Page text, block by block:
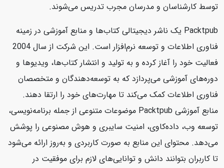
توسط کارشناسان و مدرسان مجرب تدریس می‌شوند.
Packtpub یک ناشر دیجیتالی کتاب‌ها و منابع آموزشی در زمینه
فناوری اطلاعات و توسعه نرم‌افزار است. این شرکت از سال 2004
فعالیت خود را آغاز کرده و به تولید و انتشار کتاب‌ها، ویدیوها و
دوره‌های آموزشی می‌پردازد که به توسعه‌دهندگان و متخصصان
فناوری اطلاعات کمک می‌کند تا مهارت‌های خود را ارتقا دهند.
منابع آموزشی Packtpub موضوعات متنوعی از جمله برنامه‌نویسی،
توسعه وب، داده‌کاوی، امنیت سایبری و هوش مصنوعی را پوشش
می‌دهد. محتوای این منابع به صورت کاربردی و به‌روز ارائه می‌شود
تا کاربران بتوانند دانش و توانایی‌های لازم برای موفقیت در